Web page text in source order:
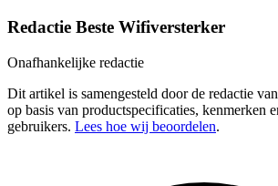
Redactie Beste Wifiversterker
Onafhankelijke redactie
Dit artikel is samengesteld door de redactie
op basis van productspecificaties, kenmerken
gebruikers. Lees hoe wij beoordelen.